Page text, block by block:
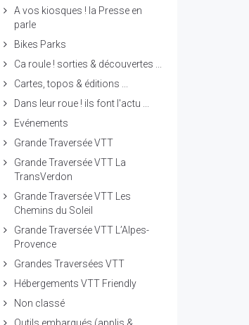
A vos kiosques ! la Presse en
parle
Bikes Parks
Ca roule ! sorties & découvertes ...
Cartes, topos & éditions ...
Dans leur roue ! ils font l'actu ...
Evénements
Grande Traversée VTT
Grande Traversée VTT La
TransVerdon
Grande Traversée VTT Les
Chemins du Soleil
Grande Traversée VTT L’Alpes-
Provence
Grandes Traversées VTT
Hébergements VTT Friendly
Non classé